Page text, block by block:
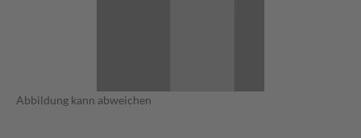
Abbildung kann abweichen